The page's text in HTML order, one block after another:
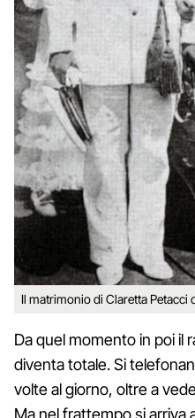
Il matrimonio di Claretta Petacci
Da quel momento in poi il
diventa totale. Si
volte al giorno, oltre a